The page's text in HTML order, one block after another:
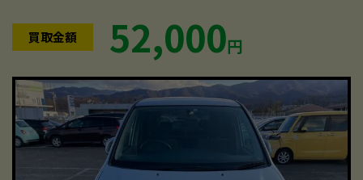
買取金額 52,000円